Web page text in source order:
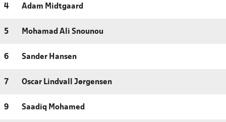
4 Adam Midtgaard
5 Mohamad Ali Snounou
6 Sander Hansen
7 Oscar Lindvall Jørgensen
9 Saadiq Mohamed